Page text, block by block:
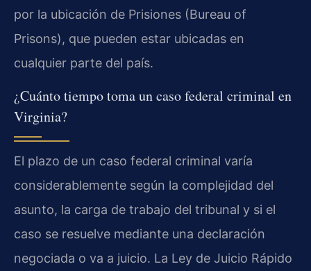
por la ubicación de Prisiones (Bureau of
Prisons), que pueden estar ubicadas en
cualquier parte del país.
¿Cuánto tiempo toma un caso federal criminal en
Virginia?
El plazo de un caso federal criminal varía
considerablemente según la complejidad del
asunto, la carga de trabajo del tribunal y si el
caso se resuelve mediante una declaración
negociada o va a juicio. La Ley de Juicio Rápido